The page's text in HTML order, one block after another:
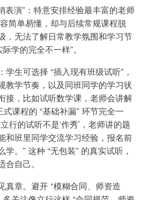
表演”：特意安排经验最丰富的老师
简单易懂，却与后续常规课程脱
，无法了解日常教学氛围和学习节
学的完全不一样”。
生可选择 “插入现有班级试听”，
教学节奏，以及同班同学的学习状
接，比如试听数学课，老师会讲解
课程的 “基础补漏” 环节完全一
行的试听不是‘作秀’，老师讲的题
和班里同学交流学习经验，报名前
。” 这种 “无包装” 的真实试听，
自己。
真章。避开 “模糊合同、师资造